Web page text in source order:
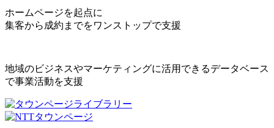
ホームページを起点に
集客から成約までをワンストップで支援
地域のビジネスやマーケティングに活用できるデータベース
で事業活動を支援